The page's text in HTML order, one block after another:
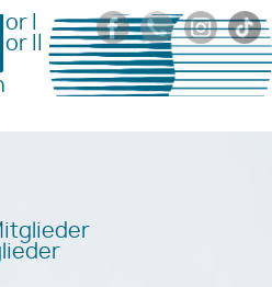
I
II